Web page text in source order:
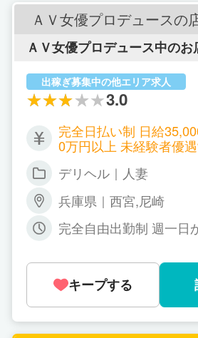
とは？ 一度、接客した
名される場合を「本指
・リピート率とは？ 初
されたお客様の再来店
ても、再度お店のご利
す。 ・本指名さらに+2000円 女性の努
お客様から支持率の高
お給料で評価させてい
事の順番は新人女性を
っており、頑張る女性
力次第ではソフトサー
超高給を手にすること
ＡＶ女優プロデュース
秘密の関係
ＡＶ女優プロデュース中のお
出稼ぎ募集中の他エリア求人
3.0
完全日払い制 日給
0万円以上 未経験者優
デリヘル｜人妻
兵庫県｜西宮,尼崎
完全自由出勤制 週一日
さい。
キープする